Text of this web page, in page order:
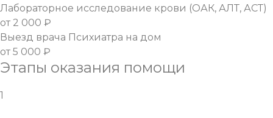
Лабораторное исследование крови (ОАК, АЛТ, АСТ)
от 2 000 ₽
Выезд врача Психиатра на дом
от 5 000 ₽
Этапы оказания помощи
1